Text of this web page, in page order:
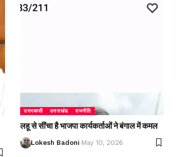
उत्तरकाशी उत्तराखंड राजनीति
लहू से सींचा है भाजपा कार्यकर्ताओं ने बंगाल में कमल
Lokesh Badoni May 10, 2026